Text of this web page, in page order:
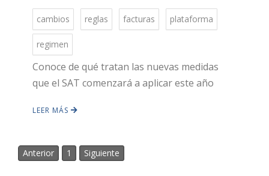
HOT
cambios reglas facturas plataforma
regimen
Conoce de qué tratan las nuevas medidas
que el SAT comenzará a aplicar este año
LEER MÁS
Anterior 1 Siguiente